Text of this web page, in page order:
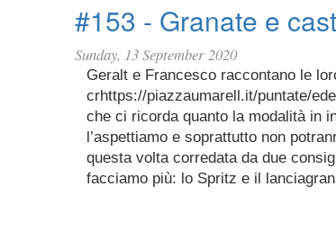
#153 - Granate e
Sunday, 13 September 2020
Geralt e Francesco raccontano le
crhttps://piazzaumarell.it/puntate/
che ci ricorda quanto la modalità in
l’aspettiamo e soprattutto non
questa volta corredata da due
facciamo più: lo Spritz e il